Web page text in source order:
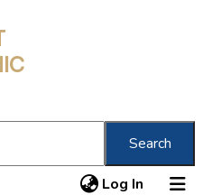
Search
Log In (current)